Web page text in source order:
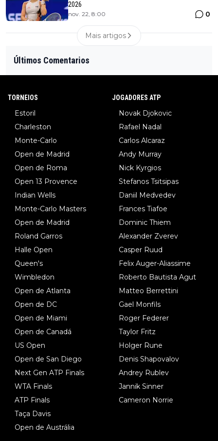
2026
nov. 22, 8:00 0
Mais artigos
Últimos Comentarios
TORNEIOS
Estoril
Charleston
Monte-Carlo
Open de Madrid
Open de Roma
Open 13 Provence
Indian Wells
Monte-Carlo Masters
Open de Madrid
Roland Garros
Halle Open
Queen's
Wimbledon
Open de Atlanta
Open de DC
Open de Miami
Open de Canadá
US Open
Open de San Diego
Next Gen ATP Finals
WTA Finals
ATP Finals
Taça Davis
Open de Austrália
JOGADORES ATP
Novak Djokovic
Rafael Nadal
Carlos Alcaraz
Andy Murray
Nick Kyrgios
Stefanos Tsitsipas
Daniil Medvedev
Frances Tiafoe
Dominic Thiem
Alexander Zverev
Casper Ruud
Felix Auger-Aliassime
Roberto Bautista Agut
Matteo Berrettini
Gael Monfils
Roger Federer
Taylor Fritz
Holger Rune
Denis Shapovalov
Andrey Rublev
Jannik Sinner
Cameron Norrie